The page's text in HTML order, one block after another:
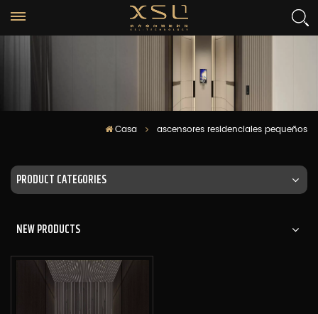
Casa ascensores residenciales pequeños
PRODUCT CATEGORIES
NEW PRODUCTS